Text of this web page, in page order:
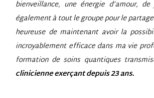
bienveillance, une énergie d’amour,
également à tout le groupe pour le
heureuse de maintenant avoir la
incroyablement efficace dans ma vie
formation de soins quantiques
clinicienne exerçant depuis 23 ans.